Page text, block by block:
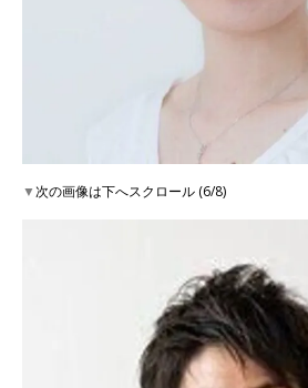
▼次の画像は下へスクロール (6/8)